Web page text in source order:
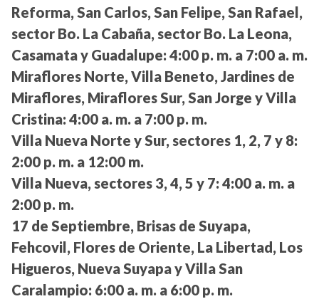
Reforma, San Carlos, San Felipe, San Rafael,
sector Bo. La Cabaña, sector Bo. La Leona,
Casamata y Guadalupe: 4:00 p. m. a 7:00 a. m.
Miraflores Norte, Villa Beneto, Jardines de
Miraflores, Miraflores Sur, San Jorge y Villa
Cristina: 4:00 a. m. a 7:00 p. m.
Villa Nueva Norte y Sur, sectores 1, 2, 7 y 8:
2:00 p. m. a 12:00 m.
Villa Nueva, sectores 3, 4, 5 y 7: 4:00 a. m. a
2:00 p. m.
17 de Septiembre, Brisas de Suyapa,
Fehcovil, Flores de Oriente, La Libertad, Los
Higueros, Nueva Suyapa y Villa San
Caralampio: 6:00 a. m. a 6:00 p. m.